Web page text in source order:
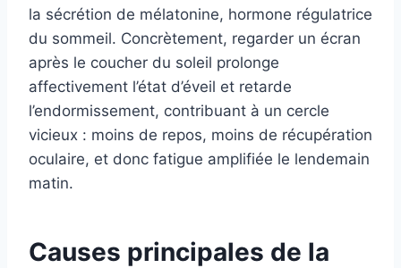
la sécrétion de mélatonine, hormone régulatrice
du sommeil. Concrètement, regarder un écran
après le coucher du soleil prolonge
affectivement l’état d’éveil et retarde
l’endormissement, contribuant à un cercle
vicieux : moins de repos, moins de récupération
oculaire, et donc fatigue amplifiée le lendemain
matin.
Causes principales de la